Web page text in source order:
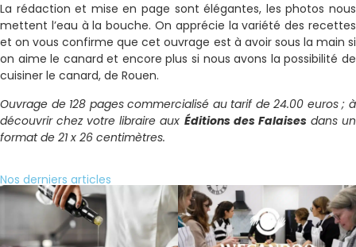
La rédaction et mise en page sont élégantes, les photos nous
mettent l’eau à la bouche. On apprécie la variété des recettes
et on vous confirme que cet ouvrage est à avoir sous la main si
on aime le canard et encore plus si nous avons la possibilité de
cuisiner le canard, de Rouen.
Ouvrage de 128 pages commercialisé au tarif de 24.00 euros ; à
découvrir chez votre libraire aux Éditions des Falaisesdans un
format de 21 x 26 centimètres.
Nos derniers articles